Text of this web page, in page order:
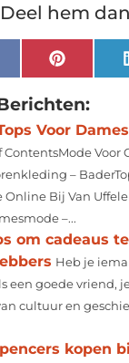
hem
Pinterest
Voor
ContentsMode Voor
–
Online Bij Van
–...
om cadeaus
Heb je
een goede vriend,
cultuur en
kopen